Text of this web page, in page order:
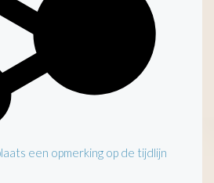
een opmerking op de tijdlijn